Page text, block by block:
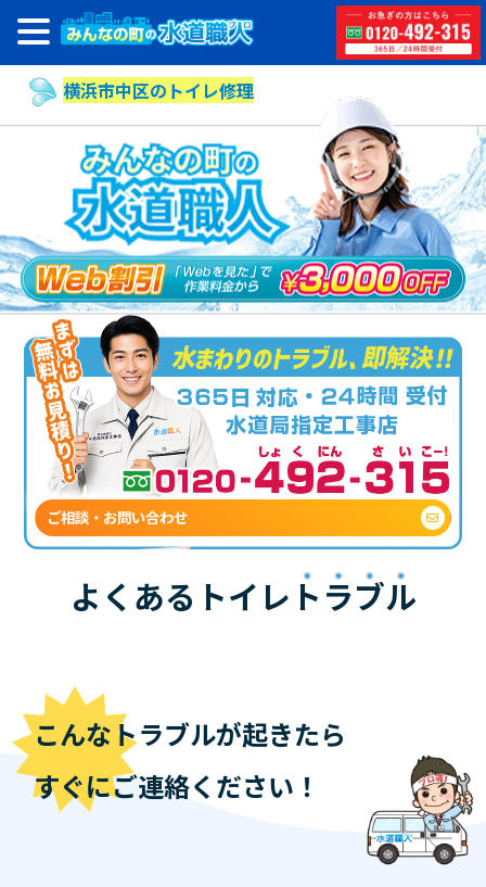
横浜市中区のトイレ修理
ご相談・お問い合わせ
よくあるトイレ トラブル
こんなトラブルが起きたら
すぐにご連絡ください！